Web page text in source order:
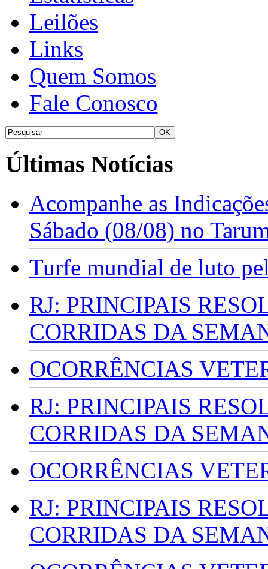
Leilões
Links
Quem Somos
Fale Conosco
Últimas Notícias
Acompanhe as
Sábado (08/08) no
Turfe mundial de luto
RJ: PRINCIPAIS
CORRIDAS DA
OCORRÊNCIAS
RJ: PRINCIPAIS
CORRIDAS DA
OCORRÊNCIAS
RJ: PRINCIPAIS
CORRIDAS DA